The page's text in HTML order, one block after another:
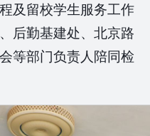
及留校学生服务工作
后勤基建处、北京路
等部门负责人陪同检